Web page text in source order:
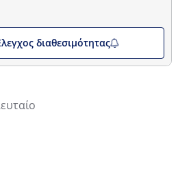
διαθεσιμότητας